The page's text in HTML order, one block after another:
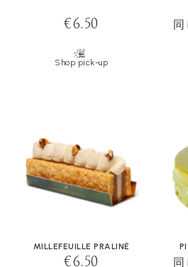
€6.50
Shop pick-up
MILLEFEUILLE PRALINÉ
€6.50